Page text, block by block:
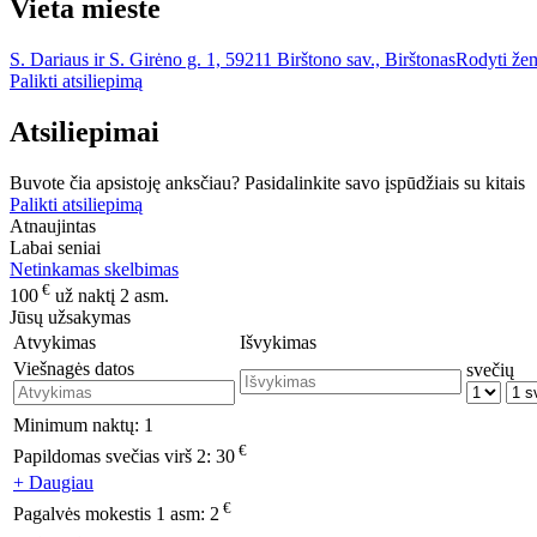
Vieta mieste
S. Dariaus ir S. Girėno g. 1, 59211 Birštono sav., BirštonasRodyti
Palikti atsiliepimą
Atsiliepimai
Buvote čia apsistoję anksčiau? Pasidalinkite savo įspūdžiais su kitais
Palikti atsiliepimą
Atnaujintas
Labai seniai
Netinkamas skelbimas
100 € už naktį 2 asm.
Jūsų užsakymas
Atvykimas
Išvykimas
Viešnagės datos
svečių
Minimum naktų: 1
Papildomas svečias virš 2: 30 €
+ Daugiau
Pagalvės mokestis 1 asm: 2 €